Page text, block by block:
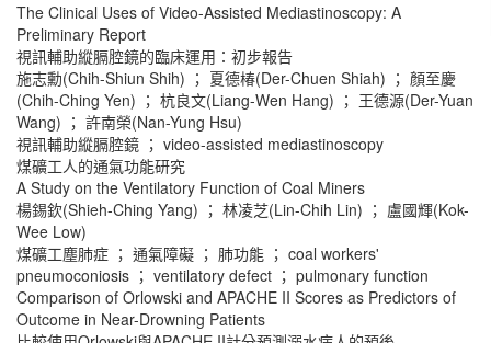
The Clinical Uses of Video-Assisted Mediastinoscopy: A
Preliminary Report
視訊輔助縱膈腔鏡的臨床運用：初步報告
施志勳(Chih-Shiun Shih) ； 夏德椿(Der-Chuen Shiah) ； 顏至慶
(Chih-Ching Yen) ； 杭良文(Liang-Wen Hang) ； 王德源(Der-Yuan
Wang) ； 許南榮(Nan-Yung Hsu)
視訊輔助縱膈腔鏡 ； video-assisted mediastinoscopy
煤礦工人的通氣功能研究
A Study on the Ventilatory Function of Coal Miners
楊錫欽(Shieh-Ching Yang) ； 林凌芝(Lin-Chih Lin) ； 盧國輝(Kok-
Wee Low)
煤礦工塵肺症 ； 通氣障礙 ； 肺功能 ； coal workers'
pneumoconiosis ； ventilatory defect ； pulmonary function
Comparison of Orlowski and APACHE II Scores as Predictors of
Outcome in Near-Drowning Patients